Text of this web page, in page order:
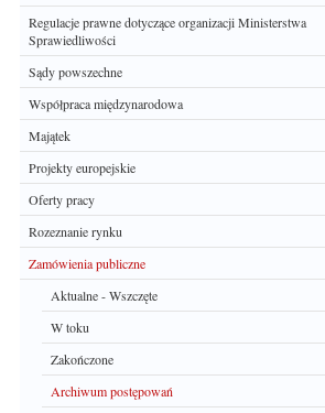
Regulacje prawne dotyczące organizacji Ministerstwa
Sprawiedliwości
Sądy powszechne
Współpraca międzynarodowa
Majątek
Projekty europejskie
Oferty pracy
Rozeznanie rynku
Zamówienia publiczne
Aktualne - Wszczęte
W toku
Zakończone
Archiwum postępowań